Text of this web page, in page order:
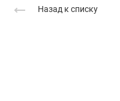
Назад к списку